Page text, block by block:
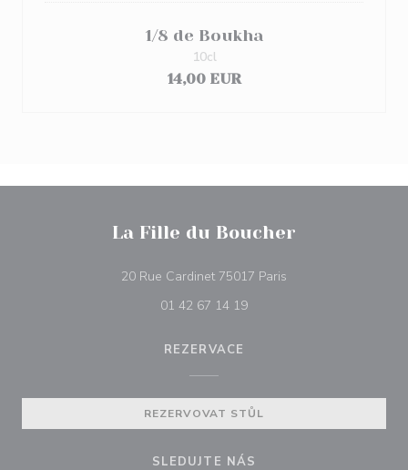
1/8 de Boukha
14,00 EUR
10cl
La Fille du Boucher
20 Rue Cardinet 75017 Paris
01 42 67 14 19
REZERVACE
REZERVOVAT STŮL
SLEDUJTE NÁS